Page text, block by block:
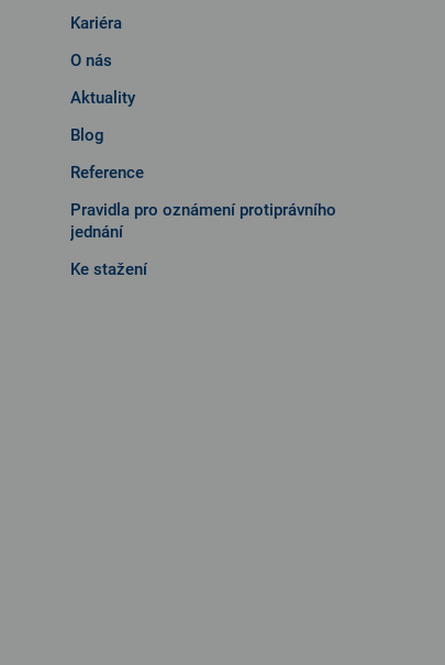
Kariéra
O nás
Aktuality
Blog
Reference
Pravidla pro oznámení protiprávního
jednání
Ke stažení